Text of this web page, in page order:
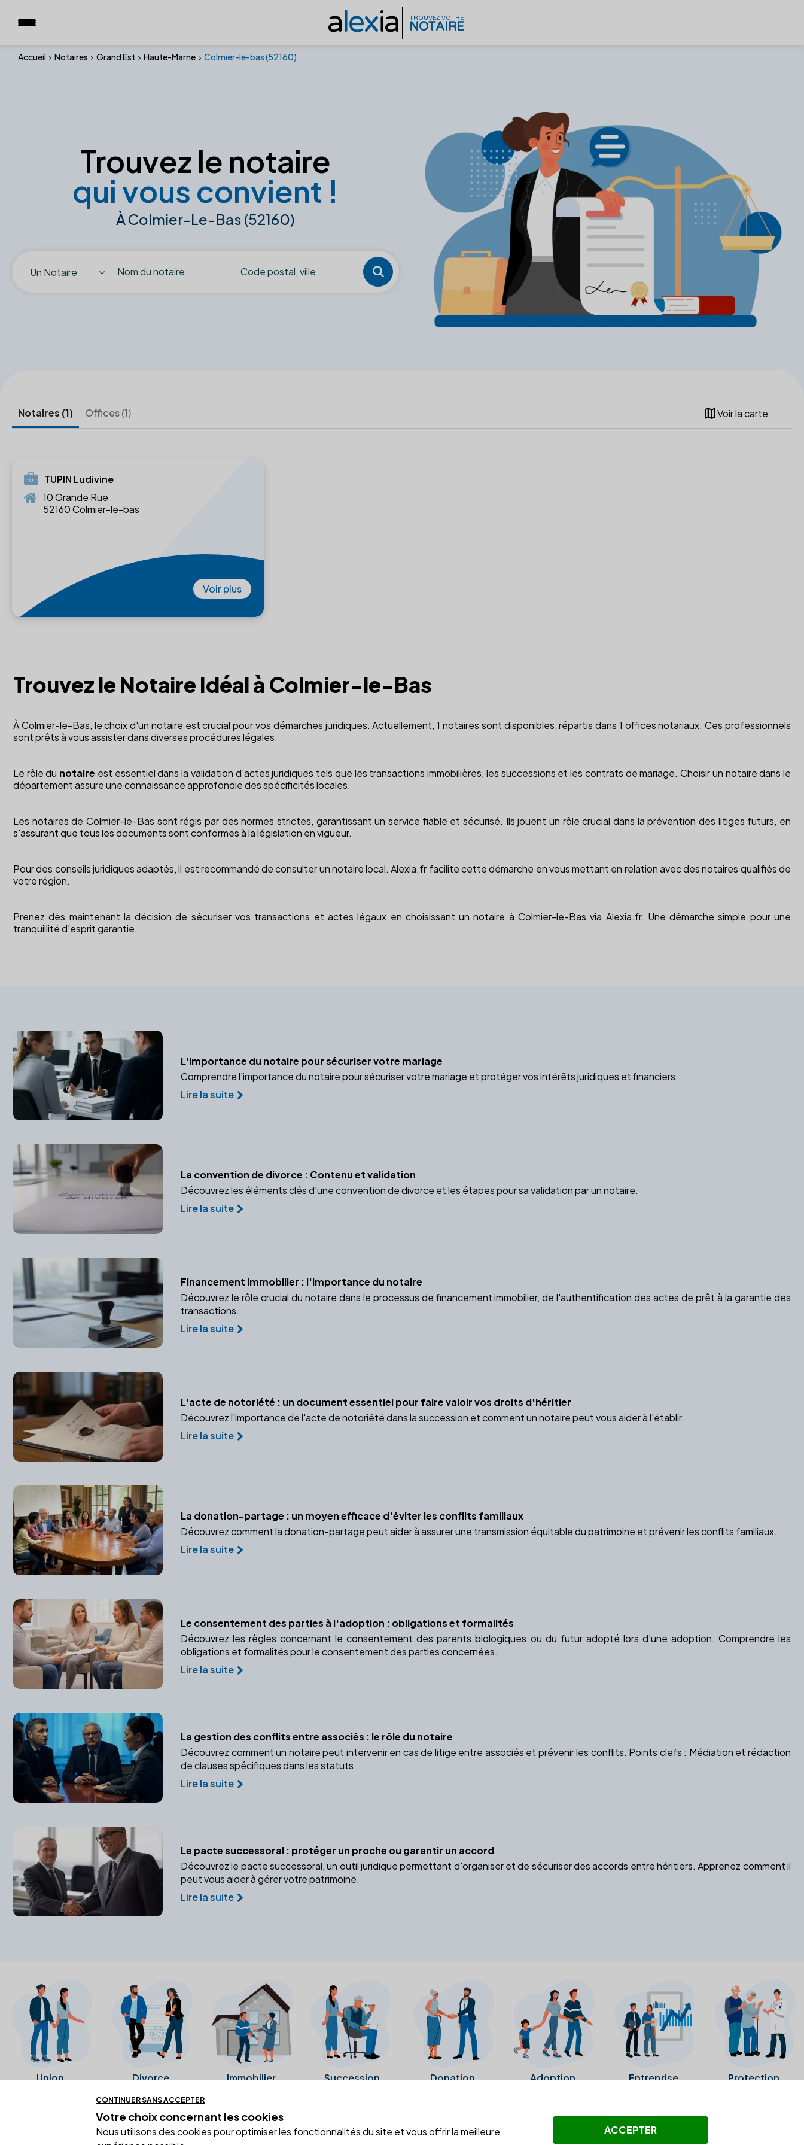
alexia TROUVEZ VOTRE
NOTAIRE
Accueil Notaires Grand Est Haute-Marne Colmier-le-bas (52160)
Trouvez le notaire
qui vous convient !
À Colmier-Le-Bas (52160)
Un Notaire
mapVoir la carte
Notaires (1) Offices (1)
TUPIN Ludivine
10 Grande Rue
52160 Colmier-le-bas
Voir plus
Trouvez le Notaire Idéal à Colmier-le-Bas
À Colmier-le-Bas, le choix d'un notaire est crucial pour vos démarches juridiques. Actuellement, 1 notaires sont disponibles, répartis dans 1 offices notariaux. Ces professionnels
sont prêts à vous assister dans diverses procédures légales.
Le rôle du notaire est essentiel dans la validation d'actes juridiques tels que les transactions immobilières, les successions et les contrats de mariage. Choisir un notaire dans le
département assure une connaissance approfondie des spécificités locales.
Les notaires de Colmier-le-Bas sont régis par des normes strictes, garantissant un service fiable et sécurisé. Ils jouent un rôle crucial dans la prévention des litiges futurs, en
s'assurant que tous les documents sont conformes à la législation en vigueur.
Pour des conseils juridiques adaptés, il est recommandé de consulter un notaire local. Alexia.fr facilite cette démarche en vous mettant en relation avec des notaires qualifiés de
votre région.
Prenez dès maintenant la décision de sécuriser vos transactions et actes légaux en choisissant un notaire à Colmier-le-Bas via Alexia.fr. Une démarche simple pour une
tranquillité d'esprit garantie.
L'importance du notaire pour sécuriser votre mariage
Comprendre l'importance du notaire pour sécuriser votre mariage et protéger vos intérêts juridiques et financiers.
Lire la suite
La convention de divorce : Contenu et validation
Découvrez les éléments clés d'une convention de divorce et les étapes pour sa validation par un notaire.
Lire la suite
Financement immobilier : l'importance du notaire
Découvrez le rôle crucial du notaire dans le processus de financement immobilier, de l'authentification des actes de prêt à la garantie des
transactions.
Lire la suite
L'acte de notoriété : un document essentiel pour faire valoir vos droits d'héritier
Découvrez l'importance de l'acte de notoriété dans la succession et comment un notaire peut vous aider à l'établir.
Lire la suite
La donation-partage : un moyen efficace d'éviter les conflits familiaux
Découvrez comment la donation-partage peut aider à assurer une transmission équitable du patrimoine et prévenir les conflits familiaux.
Lire la suite
Le consentement des parties à l'adoption : obligations et formalités
Découvrez les règles concernant le consentement des parents biologiques ou du futur adopté lors d'une adoption. Comprendre les
obligations et formalités pour le consentement des parties concernées.
Lire la suite
La gestion des conflits entre associés : le rôle du notaire
Découvrez comment un notaire peut intervenir en cas de litige entre associés et prévenir les conflits. Points clefs : Médiation et rédaction
de clauses spécifiques dans les statuts.
Lire la suite
Le pacte successoral : protéger un proche ou garantir un accord
Découvrez le pacte successoral, un outil juridique permettant d'organiser et de sécuriser des accords entre héritiers. Apprenez comment il
peut vous aider à gérer votre patrimoine.
Lire la suite
Union Divorce Immobilier Succession Donation Adoption Entreprise Protection
Ces avis proviennent directement de la fiche Google Business de l'office notarial. Ils n'ont ni été collectés ni été vérifiés par Alexia.fr.
CONTINUER SANS ACCEPTER
Votre choix concernant les cookies
Nous utilisons des cookies pour optimiser les fonctionnalités du site et vous offrir la meilleure
ACCEPTER